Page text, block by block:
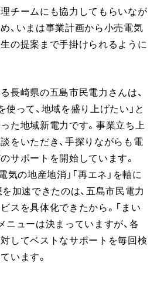
チームにも協力してもらいなが
、いまは事業計画から小売電気
の提案まで手掛けられるように
長崎県の五島市民電力さんは、
使って、地域を盛り上げたい」と
た地域新電力です。事業立ち上
をいただき、手探りながらも電
サポートを開始しています。
気の地産地消」「再エネ」を軸に
を加速できたのは、五島市民電力
スを具体化できたから。「まい
ニューは決まっていますが、各
してベストなサポートを毎回検
います。